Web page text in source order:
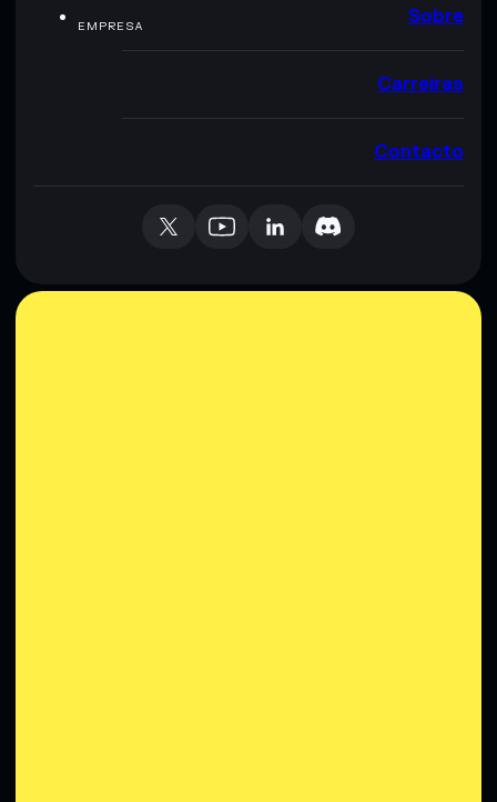
EMPRESA Sobre
Carreiras
Contacto